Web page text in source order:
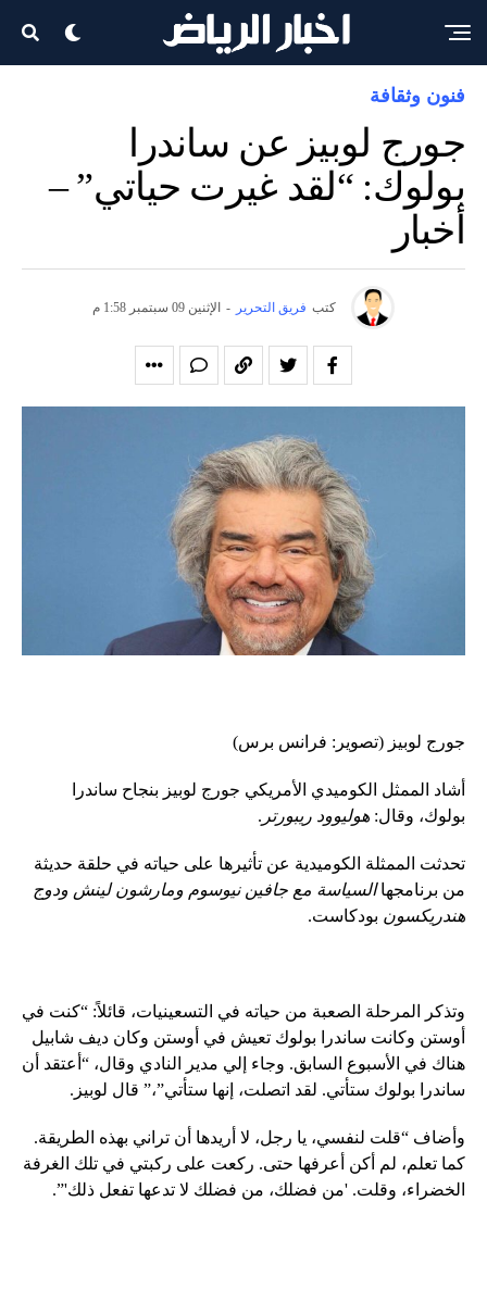
فنون وثقافة
جورج لوبيز عن ساندرا
بولوك: “لقد غيرت حياتي” –
أخبار
كتب فريق التحرير - الإثنين 09 سبتمبر 1:58 م
جورج لوبيز (تصوير: فرانس برس)
أشاد الممثل الكوميدي الأمريكي جورج لوبيز بنجاح ساندرا
بولوك، وقال: هوليوود ريبورتر .
تحدثت الممثلة الكوميدية عن تأثيرها على حياته في حلقة حديثة
من برنامجهاالسياسة مع جافين نيوسوم ومارشون لينش ودوج
هندريكسون بودكاست.
وتذكر المرحلة الصعبة من حياته في التسعينيات، قائلاً: “كنت في
أوستن وكانت ساندرا بولوك تعيش في أوستن وكان ديف شابيل
هناك في الأسبوع السابق. وجاء إلي مدير النادي وقال، “أعتقد أن
ساندرا بولوك ستأتي. لقد اتصلت، إنها ستأتي”،” قال لوبيز.
وأضاف “قلت لنفسي، يا رجل، لا أريدها أن تراني بهذه الطريقة.
كما تعلم، لم أكن أعرفها حتى. ركعت على ركبتي في تلك الغرفة
الخضراء، وقلت. 'من فضلك، من فضلك لا تدعها تفعل ذلك'”.